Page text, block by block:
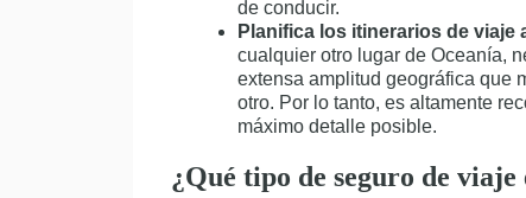
de conducir.
Planifica los itinerarios de viaje
cualquier otro lugar de Oceanía,
extensa amplitud geográfica que
otro. Por lo tanto, es altamente
máximo detalle posible.
¿Qué tipo de seguro de